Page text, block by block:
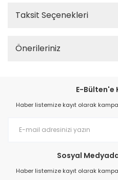
Taksit Seçenekleri
Önerileriniz
E-Bülten'e
Haber listemize kayıt olarak
Sosyal
Haber listemize kayıt olarak